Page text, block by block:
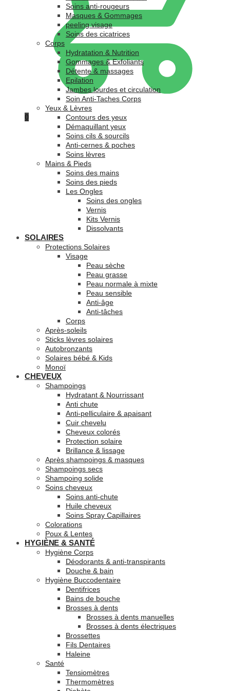
0
Soins anti-rougeurs
Masques & Gommages
peeling visage
Soins des cicatrices
Corps
Hydratation & Nutrition
Gommages & Exfoliants
Détente & massages
Epilation
Jambes lourdes et circulation
Soin Anti-Taches Corps
Yeux & Lèvres
Contours des yeux
Démaquillant yeux
Soins cils & sourcils
Anti-cernes & poches
Soins lèvres
Mains & Pieds
Soins des mains
Soins des pieds
Les Ongles
Soins des ongles
Vernis
Kits Vernis
Dissolvants
SOLAIRES
Protections Solaires
Visage
Peau sèche
Peau grasse
Peau normale à mixte
Peau sensible
Anti-âge
Anti-tâches
Corps
Après-soleils
Sticks lèvres solaires
Autobronzants
Solaires bébé & Kids
Monoï
CHEVEUX
Shampoings
Hydratant & Nourrissant
Anti chute
Anti-pelliculaire & apaisant
Cuir chevelu
Cheveux colorés
Protection solaire
Brillance & lissage
Après shampoings & masques
Shampoings secs
Shampoing solide
Soins cheveux
Soins anti-chute
Huile cheveux
Soins Spray Capillaires
Colorations
Poux & Lentes
HYGIÈNE & SANTÉ
Hygiène Corps
Déodorants & anti-transpirants
Douche & bain
Hygiène Buccodentaire
Dentifrices
Bains de bouche
Brosses à dents
Brosses à dents manuelles
Brosses à dents électriques
Brossettes
Fils Dentaires
Haleine
Santé
Tensiomètres
Thermomètres